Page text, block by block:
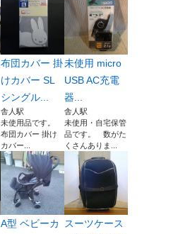
布団カバー 掛
けカバー SL
シングル...
舎人駅
未使用品です。
布団カバー 掛け
カバー...
未使用 micro
USB AC充電
器...
舎人駅
未使用・自宅保管
品です。 数がた
くさんありま...
A型 ベビーカ
スーツケース